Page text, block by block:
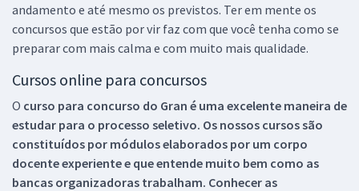
andamento e até mesmo os previstos. Ter em mente os
concursos que estão por vir faz com que você tenha como se
preparar com mais calma e com muito mais qualidade.
Cursos online para concursos
O curso para concurso do Gran é uma excelente maneira de
estudar para o processo seletivo. Os nossos cursos são
constituídos por módulos elaborados por um corpo
docente experiente e que entende muito bem como as
bancas organizadoras trabalham. Conhecer as